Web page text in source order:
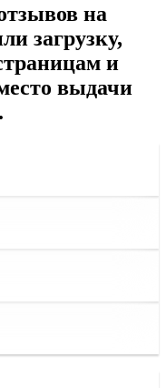
на
загрузку,
и
выдачи